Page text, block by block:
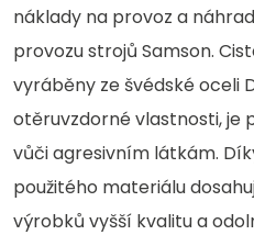
náklady na provoz a
provozu strojů Samson.
vyráběny ze švédské oceli
otěruvzdorné vlastnosti, je
vůči agresivním látkám.
použitého materiálu
výrobků vyšší kvalitu a